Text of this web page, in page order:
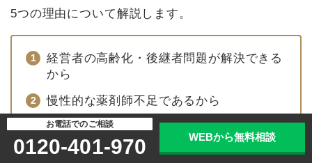
5つの理由について解説します。
経営者の高齢化・後継者問題が解決できる
から
慢性的な薬剤師不足であるから
大手グループによる積極的なM&Aがあるか
ら
お電話でのご相談
0120-401-970 WEBから無料相談